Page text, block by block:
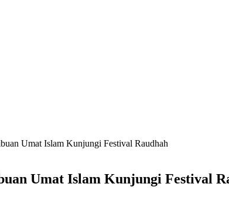
Umat Islam Kunjungi Festival Raudhah
Umat Islam Kunjungi Festival